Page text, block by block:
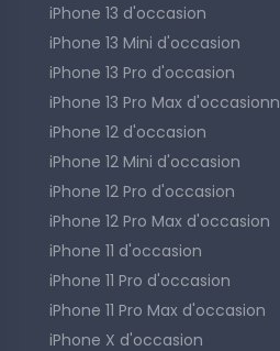
iPhone 13 d'occasion
iPhone 13 Mini d'occasion
iPhone 13 Pro d'occasion
iPhone 13 Pro Max d'occasionn
iPhone 12 d'occasion
iPhone 12 Mini d'occasion
iPhone 12 Pro d'occasion
iPhone 12 Pro Max d'occasion
iPhone 11 d'occasion
iPhone 11 Pro d'occasion
iPhone 11 Pro Max d'occasion
iPhone X d'occasion